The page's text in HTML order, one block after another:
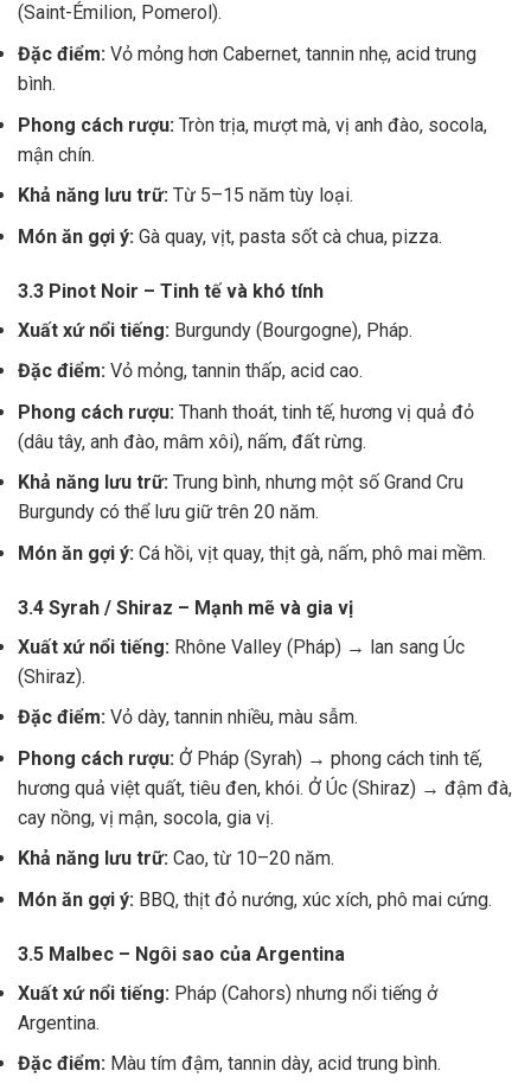
(Saint-Émilion, Pomerol).
Đặc điểm: Vỏ mỏng hơn Cabernet, tannin nhẹ, acid trung
bình.
Phong cách rượu: Tròn trịa, mượt mà, vị anh đào, socola,
mận chín.
Khả năng lưu trữ: Từ 5–15 năm tùy loại.
Món ăn gợi ý: Gà quay, vịt, pasta sốt cà chua, pizza.
3.3 Pinot Noir – Tinh tế và khó tính
Xuất xứ nổi tiếng: Burgundy (Bourgogne), Pháp.
Đặc điểm: Vỏ mỏng, tannin thấp, acid cao.
Phong cách rượu: Thanh thoát, tinh tế, hương vị quả đỏ
(dâu tây, anh đào, mâm xôi), nấm, đất rừng.
Khả năng lưu trữ: Trung bình, nhưng một số Grand Cru
Burgundy có thể lưu giữ trên 20 năm.
Món ăn gợi ý: Cá hồi, vịt quay, thịt gà, nấm, phô mai mềm.
3.4 Syrah / Shiraz – Mạnh mẽ và gia vị
Xuất xứ nổi tiếng: Rhône Valley (Pháp) → lan sang Úc
(Shiraz).
Đặc điểm: Vỏ dày, tannin nhiều, màu sẫm.
Phong cách rượu: Ở Pháp (Syrah) → phong cách tinh tế,
hương quả việt quất, tiêu đen, khói. Ở Úc (Shiraz) → đậm đà,
cay nồng, vị mận, socola, gia vị.
Khả năng lưu trữ: Cao, từ 10–20 năm.
Món ăn gợi ý: BBQ, thịt đỏ nướng, xúc xích, phô mai cứng.
3.5 Malbec – Ngôi sao của Argentina
Xuất xứ nổi tiếng: Pháp (Cahors) nhưng nổi tiếng ở
Argentina.
Đặc điểm: Màu tím đậm, tannin dày, acid trung bình.